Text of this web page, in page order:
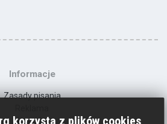
Informacje
Zasady pisania
Kontakt
korzysta z plików cookies